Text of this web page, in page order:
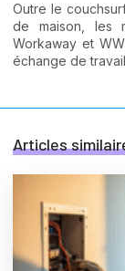
Outre le
de maison, les
Workaway et
échange de
Articles